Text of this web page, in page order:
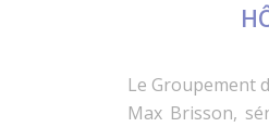
Le Groupement
Max Brisson,